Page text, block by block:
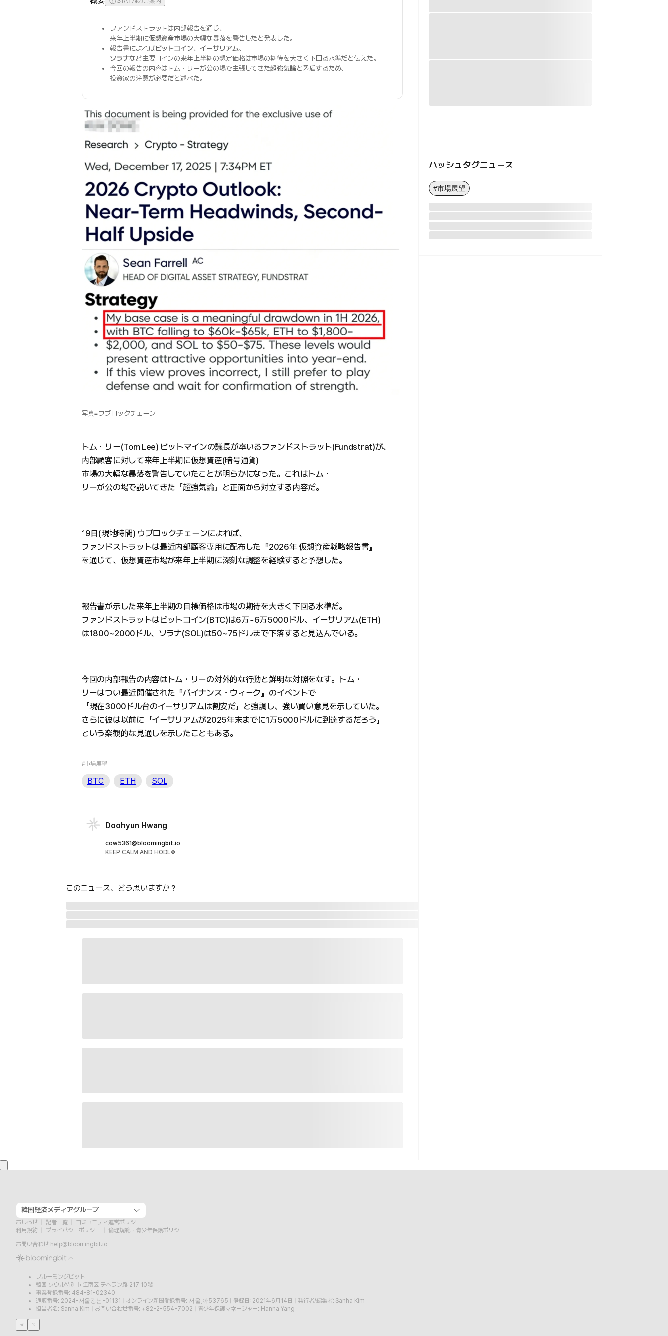
ファンドストラットは内部報告を通じ、
来年上半期に仮想資産市場の大幅な暴落を警告したと発表した。
報告書によればビットコイン、 イーサリアム、
ソラナなど主要コインの来年上半期の想定価格は市場の期待を大きく下回る水準だと伝えた。
今回の報告の内容はトム・リーが公の場で主張してきた超強気論と矛盾するため、
投資家の注意が必要だと述べた。
写真=ウブロックチェーン
トム・リー(Tom Lee) ビットマインの議長が率いるファンドストラット(Fundstrat)が、
内部顧客に対して来年上半期に仮想資産(暗号通貨)
市場の大幅な暴落を警告していたことが明らかになった。これはトム・
リーが公の場で説いてきた「超強気論」と正面から対立する内容だ。
19日(現地時間) ウブロックチェーンによれば、
ファンドストラットは最近内部顧客専用に配布した『2026年 仮想資産戦略報告書』
を通じて、仮想資産市場が来年上半期に深刻な調整を経験すると予想した。
報告書が示した来年上半期の目標価格は市場の期待を大きく下回る水準だ。
ファンドストラットはビットコイン(BTC)は6万~6万5000ドル、イーサリアム(ETH)
は1800~2000ドル、ソラナ(SOL)は50~75ドルまで下落すると見込んでいる。
今回の内部報告の内容はトム・リーの対外的な行動と鮮明な対照をなす。トム・
リーはつい最近開催された『バイナンス・ウィーク』のイベントで
「現在3000ドル台のイーサリアムは割安だ」と強調し、強い買い意見を示していた。
さらに彼は以前に「イーサリアムが2025年末までに1万5000ドルに到達するだろう」
という楽観的な見通しを示したこともある。
#市場展望
BTC ETH SOL
Doohyun Hwang
cow5361@bloomingbit.io
KEEP CALM AND HODL🍀
このニュース、どう思いますか？
ハッシュタグニュース
#市場展望
韓国経済メディアグループ
おしらせ 記者一覧
コミュニティ運営ポリシー
利用規約
プライバシーポリシー
倫理規範・青少年保護ポリシー
お問い合わせ help@bloomingbit.io
ブルーミングビット
韓国 ソウル特別市 江南区 テヘラン路 217 10階
事業登録番号: 484-81-02340
通販番号: 2024-서울강남-01131
オンライン新聞登録番号: 서울,아53765 登録日: 2021年6月14日
発行者/編集者: Sanha Kim
担当者名: Sanha Kim
お問い合わせ番号: +82-2-554-7002 青少年保護マネージャー: Hanna Yang